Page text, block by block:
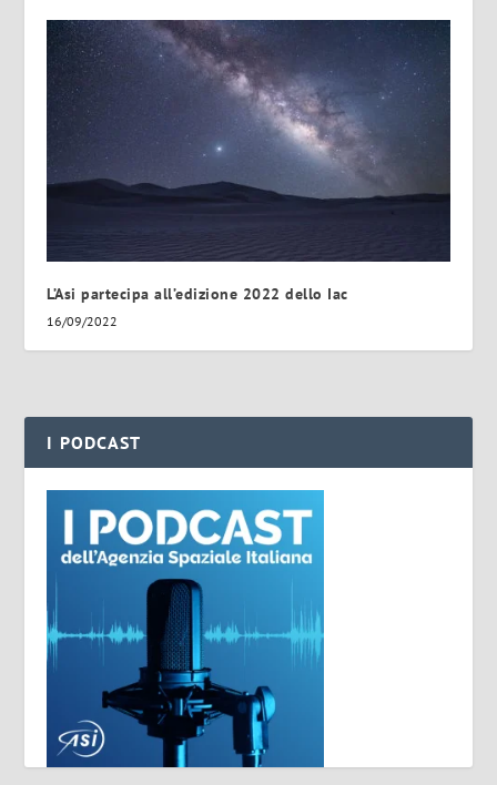
L’Asi partecipa all’edizione 2022 dello Iac
16/09/2022
I PODCAST